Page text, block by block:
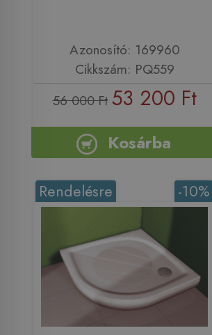
Azonosító: 169960
Cikkszám: PQ559
56 000 Ft 53 200 Ft
Kosárba
-10%
Rendelésre